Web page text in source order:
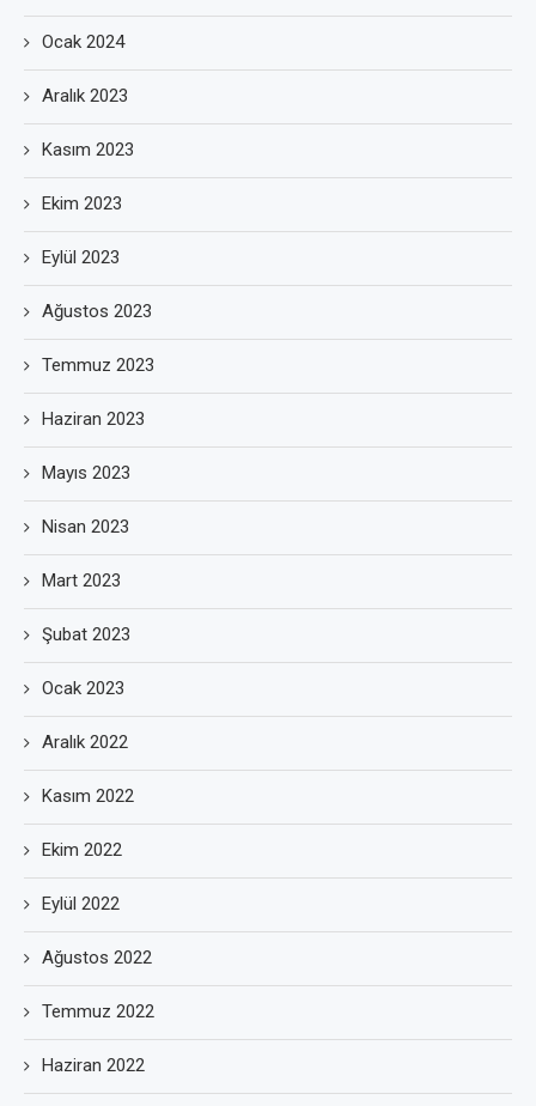
Ocak 2024
Aralık 2023
Kasım 2023
Ekim 2023
Eylül 2023
Ağustos 2023
Temmuz 2023
Haziran 2023
Mayıs 2023
Nisan 2023
Mart 2023
Şubat 2023
Ocak 2023
Aralık 2022
Kasım 2022
Ekim 2022
Eylül 2022
Ağustos 2022
Temmuz 2022
Haziran 2022